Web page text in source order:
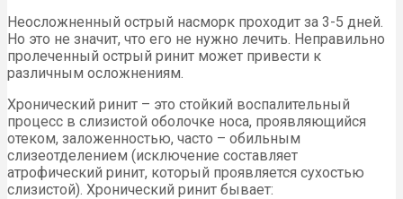
Неосложненный острый насморк проходит за 3-5 дней.
Но это не значит, что его не нужно лечить. Неправильно
пролеченный острый ринит может привести к
различным осложнениям.
Хронический ринит – это стойкий воспалительный
процесс в слизистой оболочке носа, проявляющийся
отеком, заложенностью, часто – обильным
слизеотделением (исключение составляет
атрофический ринит, который проявляется сухостью
слизистой). Хронический ринит бывает: